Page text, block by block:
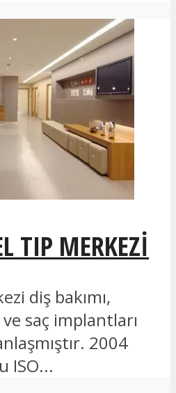
TIP MERKEZI
diş bakımı,
saç implantları
2004
ISO...